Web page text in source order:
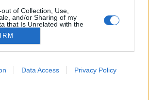
of Collection, Use,
and/or Sharing of my
that Is Unrelated with the
which it was collected.
Google to enable storage
Data Access Privacy Policy